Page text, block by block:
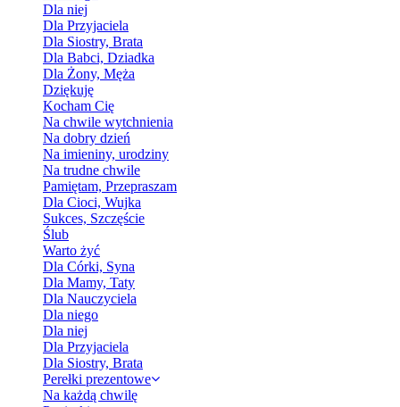
Dla niej
Dla Przyjaciela
Dla Siostry, Brata
Dla Babci, Dziadka
Dla Żony, Męża
Dziękuję
Kocham Cię
Na chwile wytchnienia
Na dobry dzień
Na imieniny, urodziny
Na trudne chwile
Pamiętam, Przepraszam
Dla Cioci, Wujka
Sukces, Szczęście
Ślub
Warto żyć
Dla Córki, Syna
Dla Mamy, Taty
Dla Nauczyciela
Dla niego
Dla niej
Dla Przyjaciela
Dla Siostry, Brata
Perełki prezentowe
Na każdą chwilę